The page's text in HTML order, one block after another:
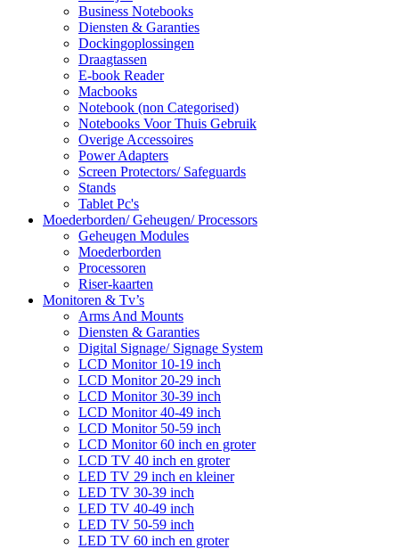
Business Notebooks
Diensten & Garanties
Dockingoplossingen
Draagtassen
E-book Reader
Macbooks
Notebook (non Categorised)
Notebooks Voor Thuis Gebruik
Overige Accessoires
Power Adapters
Screen Protectors/ Safeguards
Stands
Tablet Pc's
Moederborden/ Geheugen/ Processors
Geheugen Modules
Moederborden
Processoren
Riser-kaarten
Monitoren & Tv’s
Arms And Mounts
Diensten & Garanties
Digital Signage/ Signage System
LCD Monitor 10-19 inch
LCD Monitor 20-29 inch
LCD Monitor 30-39 inch
LCD Monitor 40-49 inch
LCD Monitor 50-59 inch
LCD Monitor 60 inch en groter
LCD TV 40 inch en groter
LED TV 29 inch en kleiner
LED TV 30-39 inch
LED TV 40-49 inch
LED TV 50-59 inch
LED TV 60 inch en groter